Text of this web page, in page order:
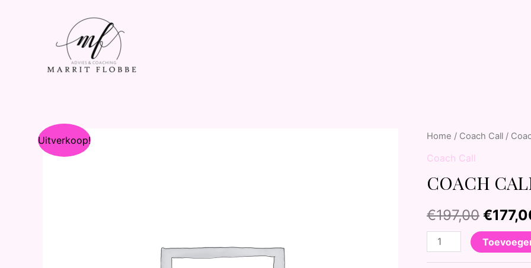
Uitverkoop! Home / Coach Call /
Coach Call
COACH
€197,00 €